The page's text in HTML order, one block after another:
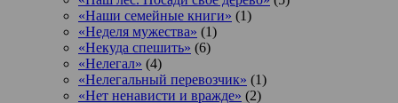
«Наши семейные книги» (1)
«Неделя мужества» (1)
«Некуда спешить» (6)
«Нелегал» (4)
«Нелегальный перевозчик» (1)
«Нет ненависти и вражде» (2)